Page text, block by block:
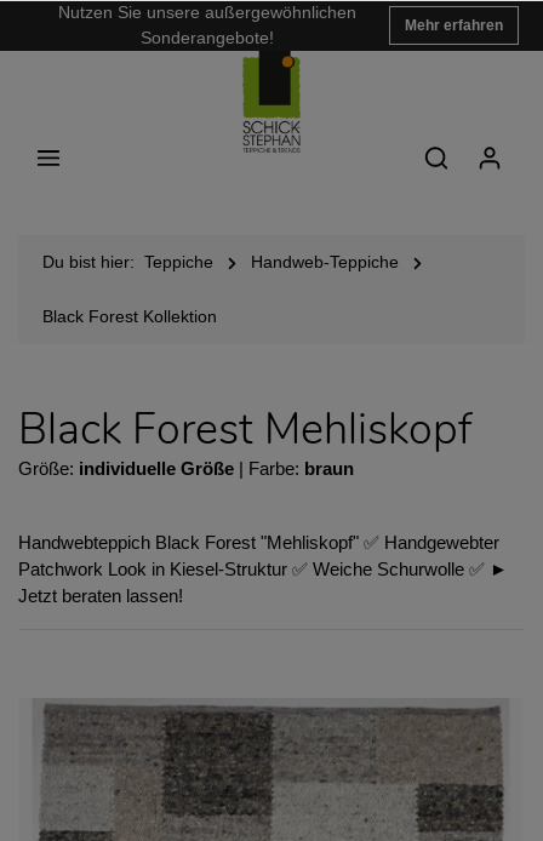
Nutzen Sie unsere außergewöhnlichen
Sonderangebote!
Mehr erfahren
Du bist hier: Teppiche Handweb-Teppiche
Black Forest Kollektion
Black Forest Mehliskopf
Größe: individuelle Größe | Farbe: braun
Handwebteppich Black Forest "Mehliskopf" ✅ Handgewebter
Patchwork Look in Kiesel-Struktur ✅ Weiche Schurwolle ✅ ►
Jetzt beraten lassen!